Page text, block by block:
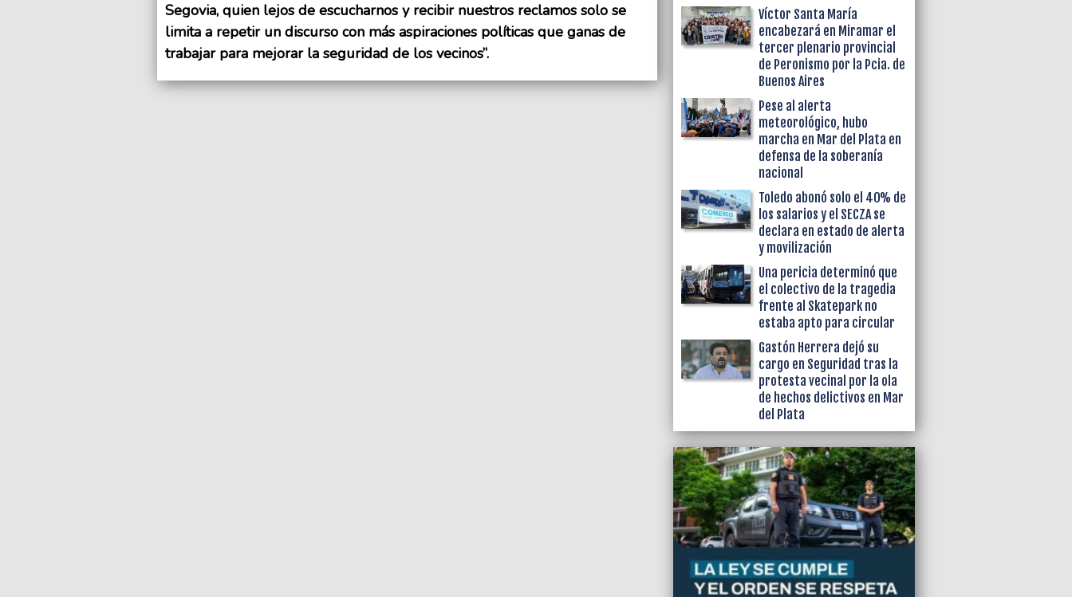
Segovia, quien lejos de escucharnos y recibir nuestros reclamos solo se
limita a repetir un discurso con más aspiraciones políticas que ganas de
trabajar para mejorar la seguridad de los vecinos”.
Víctor Santa María
encabezará en Miramar el
tercer plenario provincial
de Peronismo por la Pcia. de
Buenos Aires
Pese al alerta
meteorológico, hubo
marcha en Mar del Plata en
defensa de la soberanía
nacional
Toledo abonó solo el 40% de
los salarios y el SECZA se
declara en estado de alerta
y movilización
Una pericia determinó que
el colectivo de la tragedia
frente al Skatepark no
estaba apto para circular
Gastón Herrera dejó su
cargo en Seguridad tras la
protesta vecinal por la ola
de hechos delictivos en Mar
del Plata